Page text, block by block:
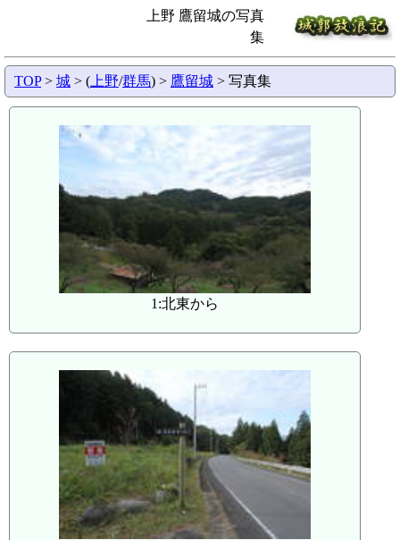
上野 鷹留城の写真
集
TOP> 城 > ( 上野/群馬) > 鷹留城 > 写真集
1:北東から